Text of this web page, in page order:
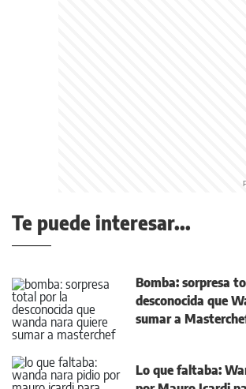
Te puede interesar...
Bomba: sorpresa
desconocida que
sumar a
Lo que faltaba: